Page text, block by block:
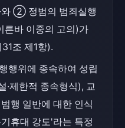
와 ② 정범의 범죄실행
른바 이중의 고의)가
조 제1항).
행위에 종속하여 성립
·제한적 종속형식), 교
행 일반에 대한 인식
휴대 강도'라는 특정